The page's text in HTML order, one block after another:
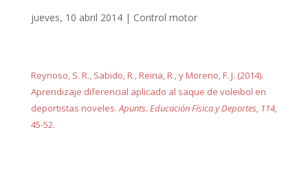
jueves, 10 abril 2014| Control motor
Reynoso, S. R., Sabido, R., Reina, R., y Moreno, F. J. (2014).
Aprendizaje diferencial aplicado al saque de voleibol en
deportistas noveles.Apunts. Educación Física y Deportes, 114,
45-52.